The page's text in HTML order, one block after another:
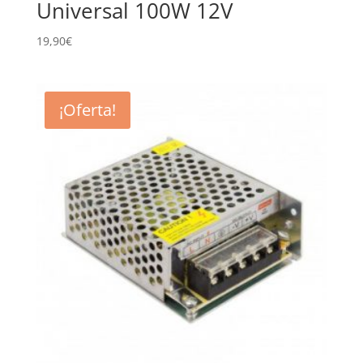
Universal 100W 12V
19,90€
¡Oferta!